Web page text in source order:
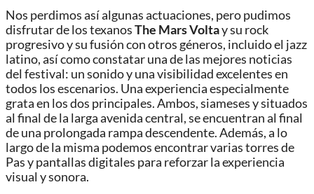
Nos perdimos así algunas actuaciones, pero pudimos
disfrutar de los texanosThe Mars Voltay su rock
progresivo y su fusión con otros géneros, incluido el jazz
latino, así como constatar una de las mejores noticias
del festival: un sonido y una visibilidad excelentes en
todos los escenarios. Una experiencia especialmente
grata en los dos principales. Ambos, siameses y situados
al final de la larga avenida central, se encuentran al final
de una prolongada rampa descendente. Además, a lo
largo de la misma podemos encontrar varias torres de
Pas y pantallas digitales para reforzar la experiencia
visual y sonora.